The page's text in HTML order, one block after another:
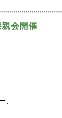
会開催
、